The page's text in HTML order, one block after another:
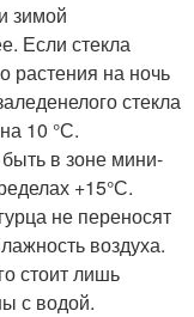
зимой
Если стекла
растения на ночь
стекла
10 °С.
в зоне мини-
+15°С.
не переносят
воздуха.
стоит лишь
с водой.